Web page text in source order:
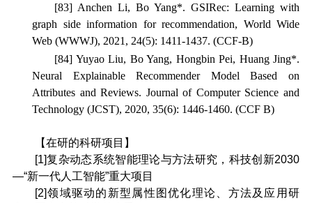
[83] Anchen Li, Bo Yang*. GSIRec: Learning with
graph side information for recommendation, World Wide
Web (WWWJ), 2021, 24(5): 1411-1437. (CCF-B)
[84] Yuyao Liu, Bo Yang, Hongbin Pei, Huang Jing*.
Neural Explainable Recommender Model Based on
Attributes and Reviews. Journal of Computer Science and
Technology (JCST), 2020, 35(6): 1446-1460. (CCF B)
【在研的科研项目】
[1]复杂动态系统智能理论与方法研究，科技创新2030
—“新一代人工智能”重大项目
[2]领域驱动的新型属性图优化理论、方法及应用研